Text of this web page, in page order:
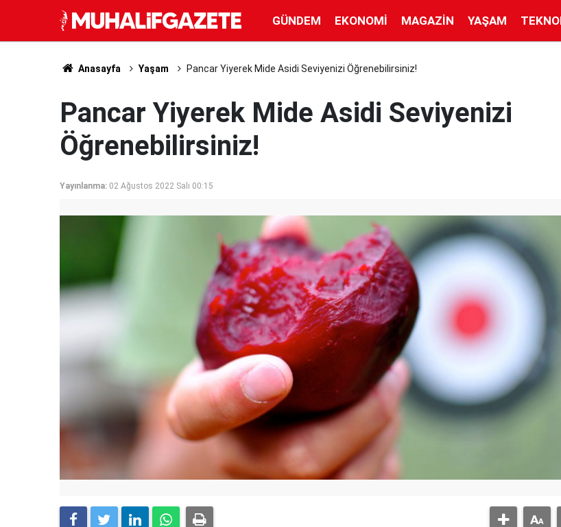
GÜNDEM EKONOMI MAGAZIN YAŞAM
Anasayfa Yaşam Pancar Yiyerek Mide Asidi Seviyenizi Öğrenebilirsiniz!
Pancar Yiyerek Mide Asidi Seviyenizi
Öğrenebilirsiniz!
Yayınlanma: 02 Ağustos 2022 Salı 00:15